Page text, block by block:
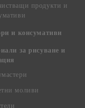
продукти и
и консумативи
за рисуване и
моливи